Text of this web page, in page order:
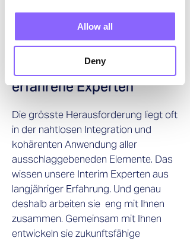
Allow all
Deny
Unterstützung durch
erfahrene Experten
Die grösste Herausforderung liegt oft
in der nahtlosen Integration und
kohärenten Anwendung aller
ausschlaggebeneden Elemente. Das
wissen unsere Interim Experten aus
langjähriger Erfahrung. Und genau
deshalb arbeiten sie eng mit Ihnen
zusammen. Gemeinsam mit Ihnen
entwickeln sie zukunftsfähige